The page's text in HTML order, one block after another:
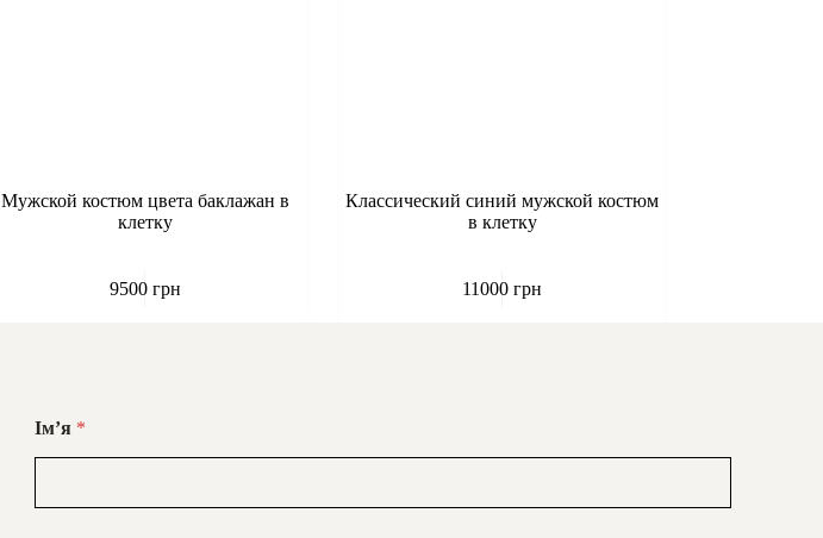
Мужской костюм цвета баклажан в
клетку
9500 грн
Классический синий мужской костюм
в клетку
11000грн
Імʼя *